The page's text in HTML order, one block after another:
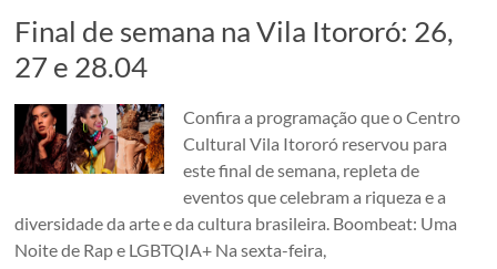
em
um
conjunto
edificações
dos
anos
São
Paulo,
Final de semana na Vila Itororó: 26,
27 e 28.04
Confira a programação que o Centro
Cultural Vila Itororó reservou para
este final de semana, repleta de
eventos que celebram a riqueza e a
diversidade da arte e da cultura brasileira. Boombeat: Uma
Noite de Rap e LGBTQIA+ Na sexta-feira,